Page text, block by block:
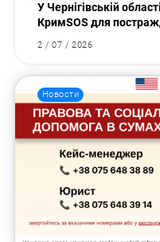
У Чернігівській
КримSOS для
2 / 07 / 2026
Новости